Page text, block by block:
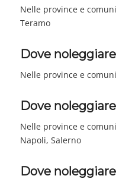
Nelle province e
Teramo
Dove
Nelle province e
Dove
Nelle province e
Napoli, Salerno
Dove